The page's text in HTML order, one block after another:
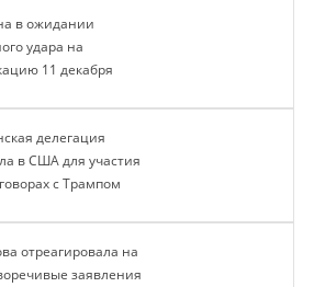
в ожидании
удара на
11 декабря
делегация
в США для участия
с Трампом
отреагировала на
заявления